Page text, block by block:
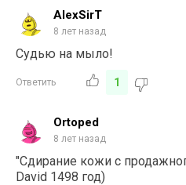
AlexSirT
8 лет назад
Судью на мыло!
Ответить 1
Ortoped
8 лет назад
"Сдирание кожи с
David 1498 год)